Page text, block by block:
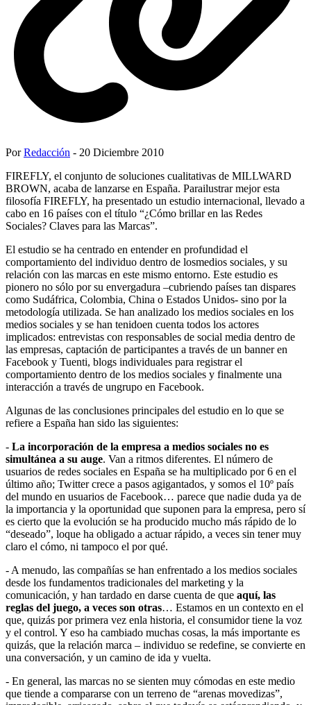
PorRedacción - 20 Diciembre 2010
FIREFLY, el conjunto de soluciones cualitativas de MILLWARD
BROWN, acaba de lanzarse en España. Parailustrar mejor esta
filosofía FIREFLY, ha presentado un estudio internacional, llevado a
cabo en 16 países con el título “¿Cómo brillar en las Redes
Sociales? Claves para las Marcas”.
El estudio se ha centrado en entender en profundidad el
comportamiento del individuo dentro de losmedios sociales, y su
relación con las marcas en este mismo entorno. Este estudio es
pionero no sólo por su envergadura –cubriendo países tan dispares
como Sudáfrica, Colombia, China o Estados Unidos- sino por la
metodología utilizada. Se han analizado los medios sociales en los
medios sociales y se han tenidoen cuenta todos los actores
implicados: entrevistas con responsables de social media dentro de
las empresas, captación de participantes a través de un banner en
Facebook y Tuenti, blogs individuales para registrar el
comportamiento dentro de los medios sociales y finalmente una
interacción a través de ungrupo en Facebook.
Algunas de las conclusiones principales del estudio en lo que se
refiere a España han sido las siguientes:
- La incorporación de la empresa a medios sociales no es
simultánea a su auge. Van a ritmos diferentes. El número de
usuarios de redes sociales en España se ha multiplicado por 6 en el
último año; Twitter crece a pasos agigantados, y somos el 10º país
del mundo en usuarios de Facebook… parece que nadie duda ya de
la importancia y la oportunidad que suponen para la empresa, pero sí
es cierto que la evolución se ha producido mucho más rápido de lo
“deseado”, loque ha obligado a actuar rápido, a veces sin tener muy
claro el cómo, ni tampoco el por qué.
- A menudo, las compañías se han enfrentado a los medios sociales
desde los fundamentos tradicionales del marketing y la
comunicación, y han tardado en darse cuenta de que aquí, las
reglas del juego, a veces son otras… Estamos en un contexto en el
que, quizás por primera vez enla historia, el consumidor tiene la voz
y el control. Y eso ha cambiado muchas cosas, la más importante es
quizás, que la relación marca – individuo se redefine, se convierte en
una conversación, y un camino de ida y vuelta.
- En general, las marcas no se sienten muy cómodas en este medio
que tiende a compararse con un terreno de “arenas movedizas”,